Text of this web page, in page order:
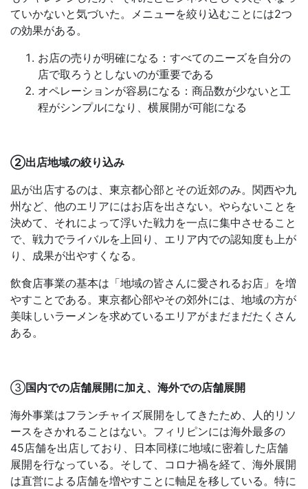
ていかないと気づいた。メニューを絞り込むことには2つ
の効果がある。
お店の売りが明確になる：すべてのニーズを自分の
店で取ろうとしないのが重要である
オペレーションが容易になる：商品数が少ないと工
程がシンプルになり、横展開が可能になる
②出店地域の絞り込み
凪が出店するのは、東京都心部とその近郊のみ。関西や九
州など、他のエリアにはお店を出さない。やらないことを
決めて、それによって浮いた戦力を一点に集中させること
で、戦力でライバルを上回り、エリア内での認知度も上が
り、成果が出やすくなる。
飲食店事業の基本は「地域の皆さんに愛されるお店」を増
やすことである。東京都心部やその郊外には、地域の方が
美味しいラーメンを求めているエリアがまだまだたくさん
ある。
③国内での店舗展開に加え、海外での店舗展開
海外事業はフランチャイズ展開をしてきたため、人的リソ
ースをさかれることはない。フィリピンには海外最多の
45店舗を出店しており、日本同様に地域に密着した店舗
展開を行なっている。そして、コロナ禍を経て、海外展開
は直営による店舗を増やすことに軸足を移している。特に